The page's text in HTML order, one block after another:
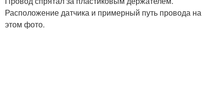
Расположение датчика и примерный путь провода на
этом фото.